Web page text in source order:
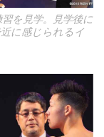
を見学。見学後に
に感じられるイ